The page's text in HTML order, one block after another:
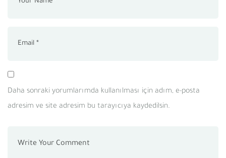
Daha sonraki yorumlarımda kullanılması için adım, e-posta
adresim ve site adresim bu tarayıcıya kaydedilsin.